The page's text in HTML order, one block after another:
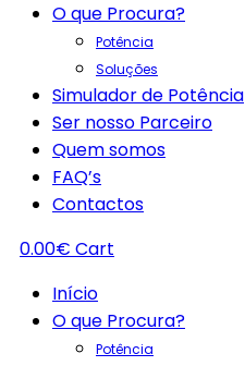
O que Procura?
Potência
Soluções
Simulador de Potência
Ser nosso Parceiro
Quem somos
FAQ’s
Contactos
0.00€ Cart
Início
O que Procura?
Potência